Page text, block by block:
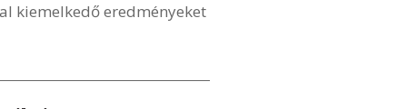
kiemelkedő eredményeket